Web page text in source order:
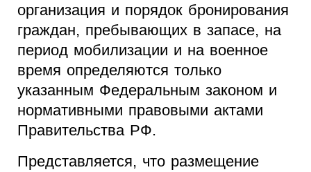
организация и порядок бронирования
граждан, пребывающих в запасе, на
период мобилизации и на военное
время определяются только
указанным Федеральным законом и
нормативными правовыми актами
Правительства РФ.
Представляется, что размещение